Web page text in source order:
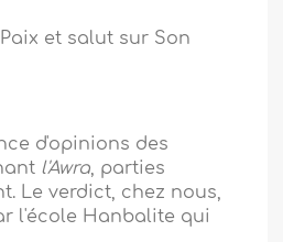
et salut sur Son
d'opinions des
l'Awra, parties
Le verdict, chez nous,
l'école Hanbalite qui